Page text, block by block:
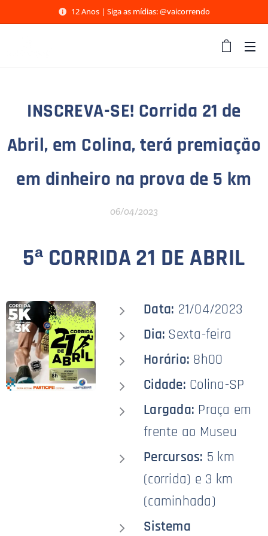
12 Anos | Siga as mídias: @vaicorrendo
INSCREVA-SE! Corrida 21 de
Abril, em Colina, terá premiação
em dinheiro na prova de 5 km
06/04/2023
5ª CORRIDA 21 DE ABRIL
Data: 21/04/2023
Dia: Sexta-feira
Horário: 8h00
Cidade: Colina-SP
Largada: Praça em
frente ao Museu
Percursos: 5 km
(corrida) e 3 km
(caminhada)
Sistema